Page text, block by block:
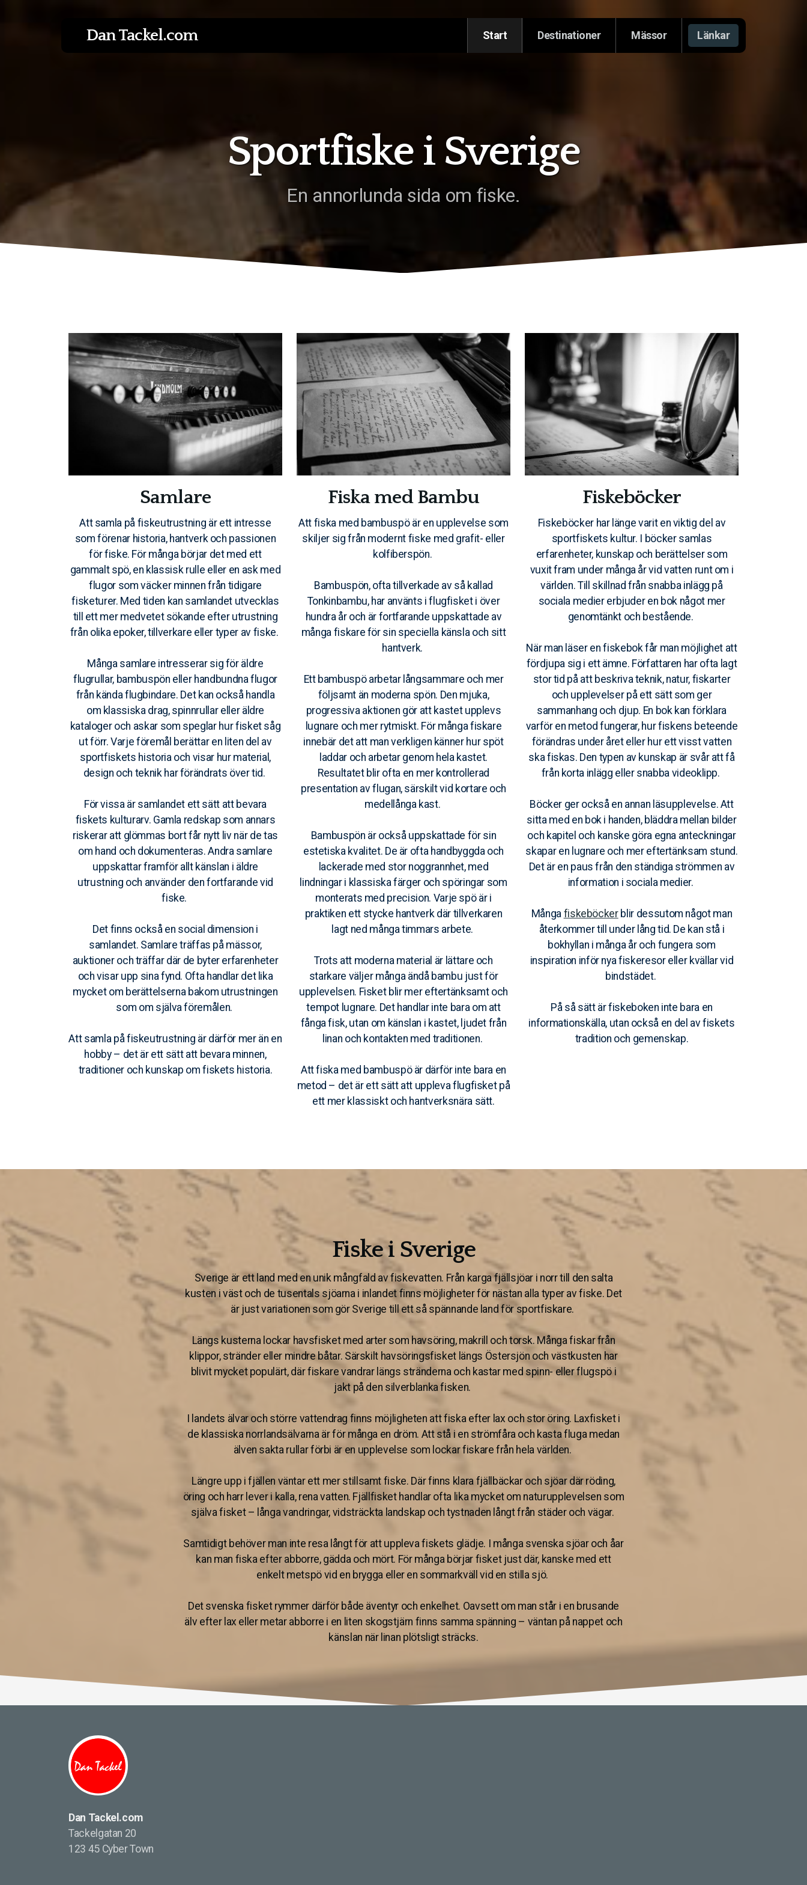
Dan Tackel.com Start Destinationer Mässor Länkar
Sportfiske i Sverige
En annorlunda sida om fiske.
Samlare
Att samla på fiskeutrustning är ett intresse
som förenar historia, hantverk och passionen
för fiske. För många börjar det med ett
gammalt spö, en klassisk rulle eller en ask med
flugor som väcker minnen från tidigare
fisketurer. Med tiden kan samlandet utvecklas
till ett mer medvetet sökande efter utrustning
från olika epoker, tillverkare eller typer av fiske.
Många samlare intresserar sig för äldre
flugrullar, bambuspön eller handbundna flugor
från kända flugbindare. Det kan också handla
om klassiska drag, spinnrullar eller äldre
kataloger och askar som speglar hur fisket såg
ut förr. Varje föremål berättar en liten del av
sportfiskets historia och visar hur material,
design och teknik har förändrats över tid.
För vissa är samlandet ett sätt att bevara
fiskets kulturarv. Gamla redskap som annars
riskerar att glömmas bort får nytt liv när de tas
om hand och dokumenteras. Andra samlare
uppskattar framför allt känslan i äldre
utrustning och använder den fortfarande vid
fiske.
Det finns också en social dimension i
samlandet. Samlare träffas på mässor,
auktioner och träffar där de byter erfarenheter
och visar upp sina fynd. Ofta handlar det lika
mycket om berättelserna bakom utrustningen
som om själva föremålen.
Att samla på fiskeutrustning är därför mer än en
hobby – det är ett sätt att bevara minnen,
traditioner och kunskap om fiskets historia.
Fiska med Bambu
Att fiska med bambuspö är en upplevelse som
skiljer sig från modernt fiske med grafit- eller
kolfiberspön.
Bambuspön, ofta tillverkade av så kallad
Tonkinbambu, har använts i flugfisket i över
hundra år och är fortfarande uppskattade av
många fiskare för sin speciella känsla och sitt
hantverk.
Ett bambuspö arbetar långsammare och mer
följsamt än moderna spön. Den mjuka,
progressiva aktionen gör att kastet upplevs
lugnare och mer rytmiskt. För många fiskare
innebär det att man verkligen känner hur spöt
laddar och arbetar genom hela kastet.
Resultatet blir ofta en mer kontrollerad
presentation av flugan, särskilt vid kortare och
medellånga kast.
Bambuspön är också uppskattade för sin
estetiska kvalitet. De är ofta handbyggda och
lackerade med stor noggrannhet, med
lindningar i klassiska färger och spöringar som
monterats med precision. Varje spö är i
praktiken ett stycke hantverk där tillverkaren
lagt ned många timmars arbete.
Trots att moderna material är lättare och
starkare väljer många ändå bambu just för
upplevelsen. Fisket blir mer eftertänksamt och
tempot lugnare. Det handlar inte bara om att
fånga fisk, utan om känslan i kastet, ljudet från
linan och kontakten med traditionen.
Att fiska med bambuspö är därför inte bara en
metod – det är ett sätt att uppleva flugfisket på
ett mer klassiskt och hantverksnära sätt.
Fiskeböcker
Fiskeböcker har länge varit en viktig del av
sportfiskets kultur. I böcker samlas
erfarenheter, kunskap och berättelser som
vuxit fram under många år vid vatten runt om i
världen. Till skillnad från snabba inlägg på
sociala medier erbjuder en bok något mer
genomtänkt och bestående.
När man läser en fiskebok får man möjlighet att
fördjupa sig i ett ämne. Författaren har ofta lagt
stor tid på att beskriva teknik, natur, fiskarter
och upplevelser på ett sätt som ger
sammanhang och djup. En bok kan förklara
varför en metod fungerar, hur fiskens beteende
förändras under året eller hur ett visst vatten
ska fiskas. Den typen av kunskap är svår att få
från korta inlägg eller snabba videoklipp.
Böcker ger också en annan läsupplevelse. Att
sitta med en bok i handen, bläddra mellan bilder
och kapitel och kanske göra egna anteckningar
skapar en lugnare och mer eftertänksam stund.
Det är en paus från den ständiga strömmen av
information i sociala medier.
Många fiskeböckerblir dessutom något man
återkommer till under lång tid. De kan stå i
bokhyllan i många år och fungera som
inspiration inför nya fiskeresor eller kvällar vid
bindstädet.
På så sätt är fiskeboken inte bara en
informationskälla, utan också en del av fiskets
tradition och gemenskap.
Fiske i Sverige
Sverige är ett land med en unik mångfald av fiskevatten. Från karga fjällsjöar i norr till den salta
kusten i väst och de tusentals sjöarna i inlandet finns möjligheter för nästan alla typer av fiske. Det
är just variationen som gör Sverige till ett så spännande land för sportfiskare.
Längs kusterna lockar havsfisket med arter som havsöring, makrill och torsk. Många fiskar från
klippor, stränder eller mindre båtar. Särskilt havsöringsfisket längs Östersjön och västkusten har
blivit mycket populärt, där fiskare vandrar längs stränderna och kastar med spinn- eller flugspö i
jakt på den silverblanka fisken.
I landets älvar och större vattendrag finns möjligheten att fiska efter lax och stor öring. Laxfisket i
de klassiska norrlandsälvarna är för många en dröm. Att stå i en strömfåra och kasta fluga medan
älven sakta rullar förbi är en upplevelse som lockar fiskare från hela världen.
Längre upp i fjällen väntar ett mer stillsamt fiske. Där finns klara fjällbäckar och sjöar där röding,
öring och harr lever i kalla, rena vatten. Fjällfisket handlar ofta lika mycket om naturupplevelsen som
själva fisket – långa vandringar, vidsträckta landskap och tystnaden långt från städer och vägar.
Samtidigt behöver man inte resa långt för att uppleva fiskets glädje. I många svenska sjöar och åar
kan man fiska efter abborre, gädda och mört. För många börjar fisket just där, kanske med ett
enkelt metspö vid en brygga eller en sommarkväll vid en stilla sjö.
Det svenska fisket rymmer därför både äventyr och enkelhet. Oavsett om man står i en brusande
älv efter lax eller metar abborre i en liten skogstjärn finns samma spänning – väntan på nappet och
känslan när linan plötsligt sträcks.
Dan Tackel.com
Tackelgatan 20
123 45 Cyber Town